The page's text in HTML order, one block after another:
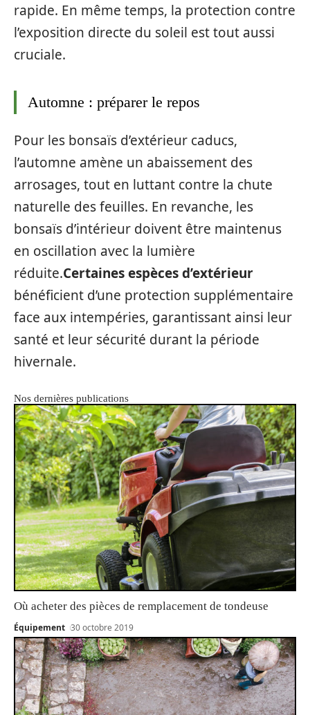
rapide. En même temps, la protection contre
l’exposition directe du soleil est tout aussi
cruciale.
Automne : préparer le repos
Pour les bonsaïs d’extérieur caducs,
l’automne amène un abaissement des
arrosages, tout en luttant contre la chute
naturelle des feuilles. En revanche, les
bonsaïs d’intérieur doivent être maintenus
en oscillation avec la lumière
réduite.Certaines espèces d’extérieur
bénéficient d’une protection supplémentaire
face aux intempéries, garantissant ainsi leur
santé et leur sécurité durant la période
hivernale.
Nos dernières publications
Où acheter des pièces de remplacement de tondeuse
Équipement 30 octobre 2019